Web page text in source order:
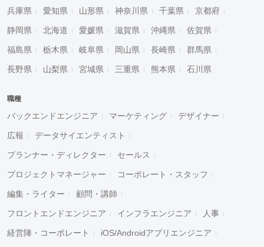
兵庫県 愛知県 山形県 神奈川県 千葉県 京都府
静岡県 北海道 愛媛県 滋賀県 沖縄県 佐賀県
福島県 栃木県 岐阜県 岡山県 長崎県 群馬県
長野県 山梨県 宮城県 三重県 熊本県 石川県
職種
バックエンドエンジニア マーケティング デザイナー
広報 データサイエンティスト
プランナー・ディレクター セールス
プロジェクトマネージャー コーポレート・スタッフ
編集・ライター 顧問・講師
フロントエンドエンジニア インフラエンジニア 人事
経営陣・コーポレート iOS/Androidアプリエンジニア